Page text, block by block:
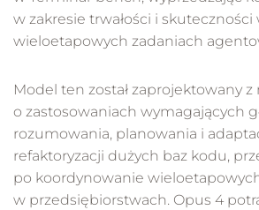
w zakresie trwałości i skuteczności
wieloetapowych zadaniach
Model ten został zaprojektowany z
o zastosowaniach wymagających
rozumowania, planowania i
refaktoryzacji dużych baz kodu,
po koordynowanie
w przedsiębiorstwach. Opus 4